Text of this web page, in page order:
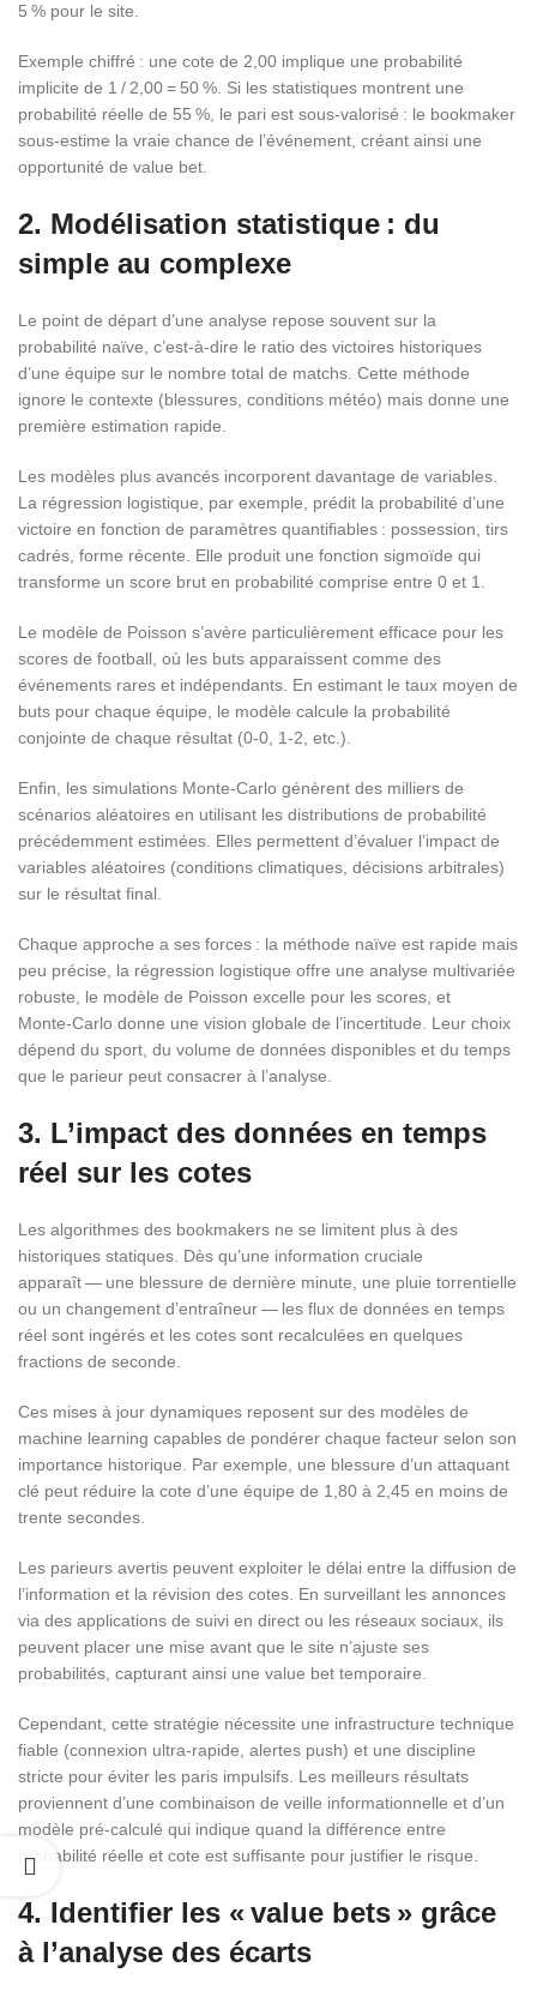
5 % pour le site.
Exemple chiffré : une cote de 2,00 implique une probabilité
implicite de 1 / 2,00 = 50 %. Si les statistiques montrent une
probabilité réelle de 55 %, le pari est sous‑valorisé : le bookmaker
sous‑estime la vraie chance de l’événement, créant ainsi une
opportunité de value bet.
2. Modélisation statistique : du
simple au complexe
Le point de départ d’une analyse repose souvent sur la
probabilité naïve, c’est‑à‑dire le ratio des victoires historiques
d’une équipe sur le nombre total de matchs. Cette méthode
ignore le contexte (blessures, conditions météo) mais donne une
première estimation rapide.
Les modèles plus avancés incorporent davantage de variables.
La régression logistique, par exemple, prédit la probabilité d’une
victoire en fonction de paramètres quantifiables : possession, tirs
cadrés, forme récente. Elle produit une fonction sigmoïde qui
transforme un score brut en probabilité comprise entre 0 et 1.
Le modèle de Poisson s’avère particulièrement efficace pour les
scores de football, où les buts apparaissent comme des
événements rares et indépendants. En estimant le taux moyen de
buts pour chaque équipe, le modèle calcule la probabilité
conjointe de chaque résultat (0‑0, 1‑2, etc.).
Enfin, les simulations Monte‑Carlo génèrent des milliers de
scénarios aléatoires en utilisant les distributions de probabilité
précédemment estimées. Elles permettent d’évaluer l’impact de
variables aléatoires (conditions climatiques, décisions arbitrales)
sur le résultat final.
Chaque approche a ses forces : la méthode naïve est rapide mais
peu précise, la régression logistique offre une analyse multivariée
robuste, le modèle de Poisson excelle pour les scores, et
Monte‑Carlo donne une vision globale de l’incertitude. Leur choix
dépend du sport, du volume de données disponibles et du temps
que le parieur peut consacrer à l’analyse.
3. L’impact des données en temps
réel sur les cotes
Les algorithmes des bookmakers ne se limitent plus à des
historiques statiques. Dès qu’une information cruciale
apparaît — une blessure de dernière minute, une pluie torrentielle
ou un changement d’entraîneur — les flux de données en temps
réel sont ingérés et les cotes sont recalculées en quelques
fractions de seconde.
Ces mises à jour dynamiques reposent sur des modèles de
machine learning capables de pondérer chaque facteur selon son
importance historique. Par exemple, une blessure d’un attaquant
clé peut réduire la cote d’une équipe de 1,80 à 2,45 en moins de
trente secondes.
Les parieurs avertis peuvent exploiter le délai entre la diffusion de
l’information et la révision des cotes. En surveillant les annonces
via des applications de suivi en direct ou les réseaux sociaux, ils
peuvent placer une mise avant que le site n’ajuste ses
probabilités, capturant ainsi une value bet temporaire.
Cependant, cette stratégie nécessite une infrastructure technique
fiable (connexion ultra‑rapide, alertes push) et une discipline
stricte pour éviter les paris impulsifs. Les meilleurs résultats
proviennent d’une combinaison de veille informationnelle et d’un
modèle pré‑calculé qui indique quand la différence entre
probabilité réelle et cote est suffisante pour justifier le risque.
4. Identifier les « value bets » grâce
à l’analyse des écarts